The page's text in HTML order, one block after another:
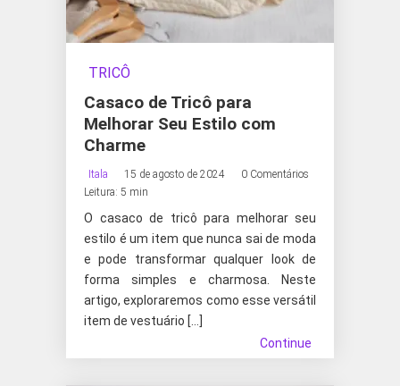
TRICÔ
Casaco de Tricô para
Melhorar Seu Estilo com
Charme
Itala 15 de agosto de 2024
0 Comentários
Leitura: 5 min
O casaco de tricô para melhorar seu
estilo é um item que nunca sai de moda
e pode transformar qualquer look de
forma simples e charmosa. Neste
artigo, exploraremos como esse versátil
item de vestuário […]
Continue